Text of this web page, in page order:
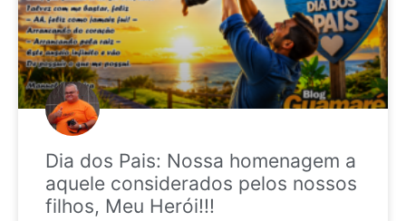
Dia dos Pais: Nossa homenagem a
aquele considerados pelos nossos
filhos, Meu Herói!!!